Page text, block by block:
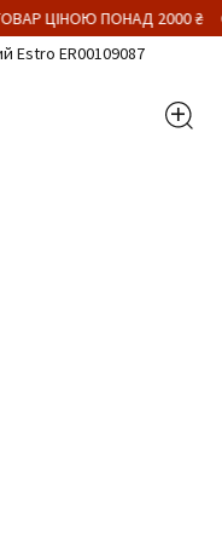
ЦІНОЮ ПОНАД 2000 ₴
Estro ER00109087